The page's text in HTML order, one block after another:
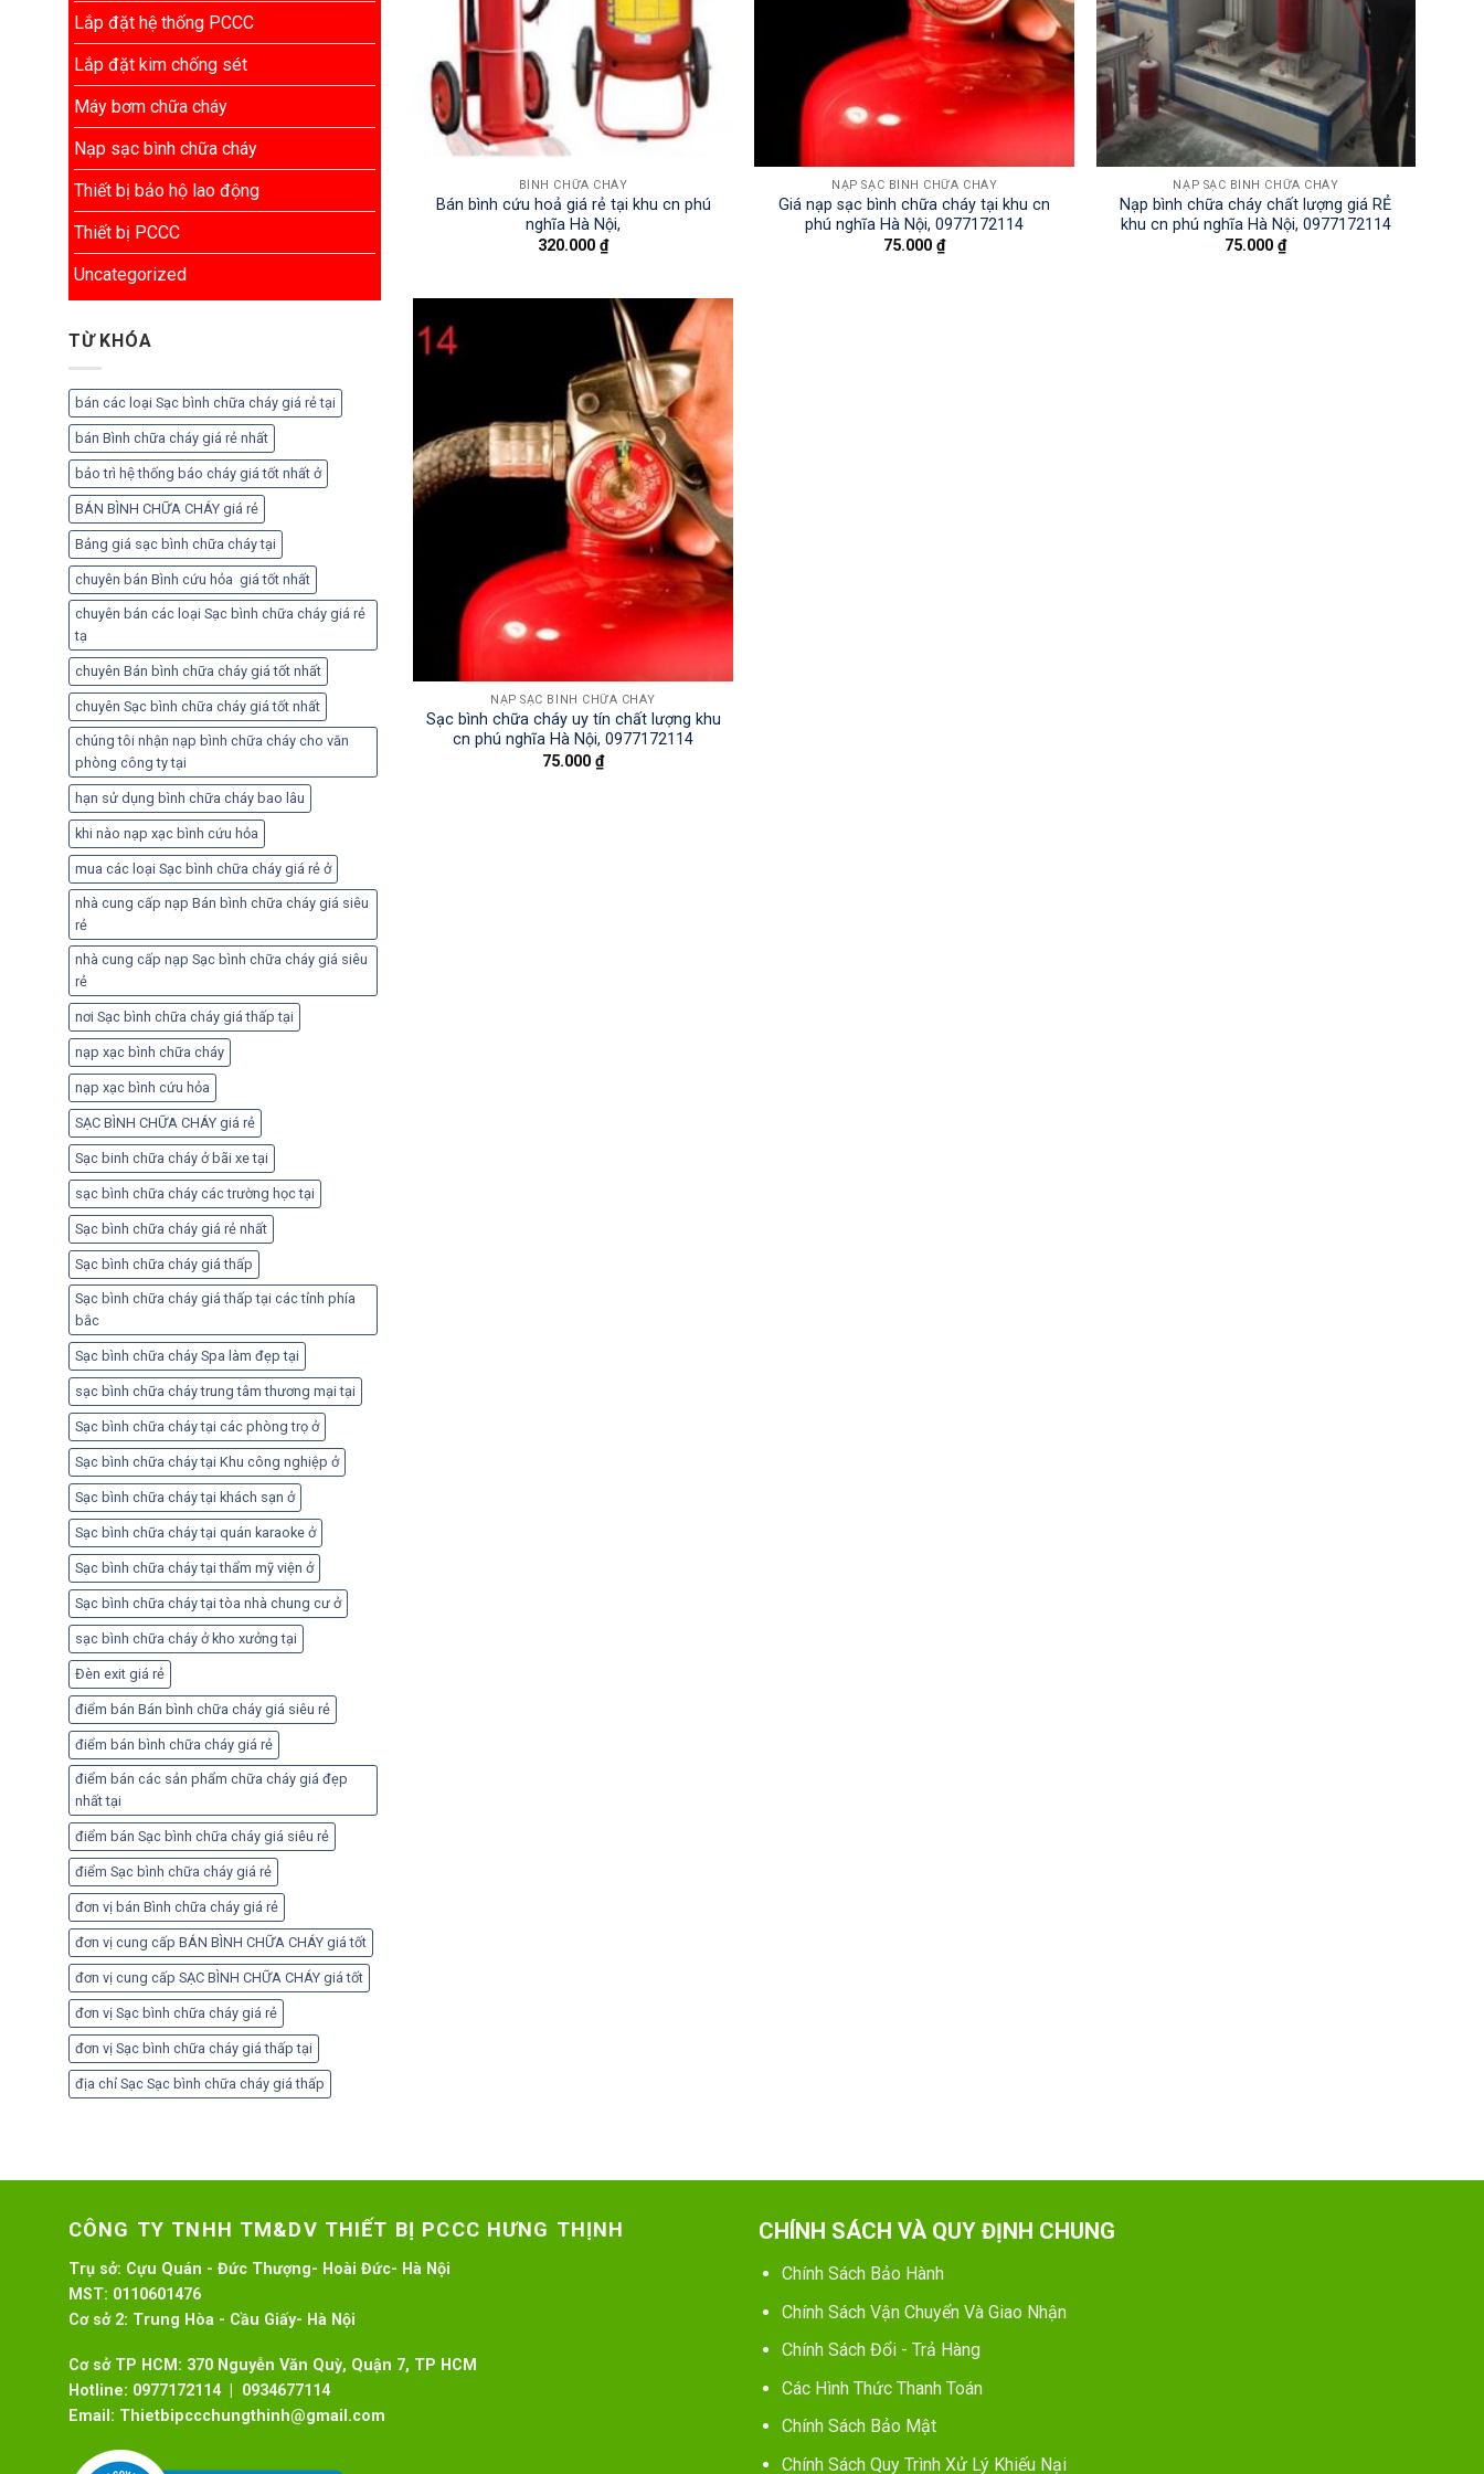
Lắp đặt hệ thống PCCC
Lắp đặt kim chống sét
Máy bơm chữa cháy
Nạp sạc bình chữa cháy
Thiết bị bảo hộ lao động
Thiết bị PCCC
Uncategorized
TỪ KHÓA
bán các loại Sạc bình chữa cháy giá rẻ tại
bán Bình chữa cháy giá rẻ nhất
bảo trì hệ thống báo cháy giá tốt nhất ở
BÁN BÌNH CHỮA CHÁY giá rẻ
Bảng giá sạc bình chữa cháy tại
chuyên bán Bình cứu hỏa giá tốt nhất
chuyên bán các loại Sạc bình chữa cháy giá rẻ
tạ
chuyên Bán bình chữa cháy giá tốt nhất
chuyên Sạc bình chữa cháy giá tốt nhất
chúng tôi nhận nạp bình chữa cháy cho văn
phòng công ty tại
hạn sử dụng bình chữa cháy bao lâu
khi nào nạp xạc bình cứu hỏa
mua các loại Sạc bình chữa cháy giá rẻ ở
nhà cung cấp nạp Bán bình chữa cháy giá siêu
rẻ
nhà cung cấp nạp Sạc bình chữa cháy giá siêu
rẻ
nơi Sạc bình chữa cháy giá thấp tại
nạp xạc bình chữa cháy
nạp xạc bình cứu hỏa
SẠC BÌNH CHỮA CHÁY giá rẻ
Sạc binh chữa cháy ở bãi xe tại
sạc bình chữa cháy các trường học tại
Sạc bình chữa cháy giá rẻ nhất
Sạc bình chữa cháy giá thấp
Sạc bình chữa cháy giá thấp tại các tỉnh phía
bắc
Sạc bình chữa cháy Spa làm đẹp tại
sạc bình chữa cháy trung tâm thương mại tại
Sạc bình chữa cháy tại các phòng trọ ở
Sạc bình chữa cháy tại Khu công nghiệp ở
Sạc bình chữa cháy tại khách sạn ở
Sạc bình chữa cháy tại quán karaoke ở
Sạc bình chữa cháy tại thẩm mỹ viện ở
Sạc bình chữa cháy tại tòa nhà chung cư ở
sạc bình chữa cháy ở kho xưởng tại
Đèn exit giá rẻ
điểm bán Bán bình chữa cháy giá siêu rẻ
điểm bán bình chữa cháy giá rẻ
điểm bán các sản phẩm chữa cháy giá đẹp
nhất tại
điểm bán Sạc bình chữa cháy giá siêu rẻ
điểm Sạc bình chữa cháy giá rẻ
đơn vị bán Bình chữa cháy giá rẻ
đơn vị cung cấp BÁN BÌNH CHỮA CHÁY giá tốt
đơn vị cung cấp SẠC BÌNH CHỮA CHÁY giá tốt
đơn vị Sạc bình chữa cháy giá rẻ
đơn vị Sạc bình chữa cháy giá thấp tại
địa chỉ Sạc Sạc bình chữa cháy giá thấp
BÌNH CHỮA CHÁY
Bán bình cứu hoả giá rẻ tại khu cn phú
nghĩa Hà Nội,
320.000₫
NẠP SẠC BÌNH CHỮA CHÁY
Giá nạp sạc bình chữa cháy tại khu cn
phú nghĩa Hà Nội, 0977172114
75.000₫
NẠP SẠC BÌNH CHỮA CHÁY
Nạp bình chữa cháy chất lượng giá RẺ
khu cn phú nghĩa Hà Nội, 0977172114
75.000₫
NẠP SẠC BÌNH CHỮA CHÁY
Sạc bình chữa cháy uy tín chất lượng khu
cn phú nghĩa Hà Nội, 0977172114
75.000₫
CÔNG TY TNHH TM&DV THIẾT BỊ PCCC HƯNG THỊNH
Trụ sở: Cựu Quán - Đức Thượng- Hoài Đức- Hà Nội
MST: 0110601476
Cơ sở 2: Trung Hòa - Cầu Giấy- Hà Nội
Cơ sở TP HCM: 370 Nguyễn Văn Quỳ, Quận 7, TP HCM
Hotline: 0977172114 | 0934677114
Email: Thietbipccchungthinh@gmail.com
CHÍNH SÁCH VÀ QUY ĐỊNH CHUNG
Chính Sách Bảo Hành
Chính Sách Vận Chuyển Và Giao Nhận
Chính Sách Đổi - Trả Hàng
Các Hình Thức Thanh Toán
Chính Sách Bảo Mật
Chính Sách Quy Trình Xử Lý Khiếu Nại